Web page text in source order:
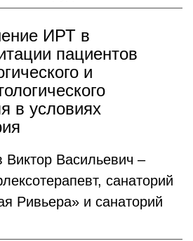
ИРТ в
пациентов
и
в условиях
Виктор Васильевич –
санаторий
Ривьера» и санаторий